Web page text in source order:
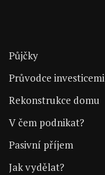
Půjčky
Průvodce investicemi
Rekonstrukce domu
V čem podnikat?
Pasivní příjem
Jak vydělat?